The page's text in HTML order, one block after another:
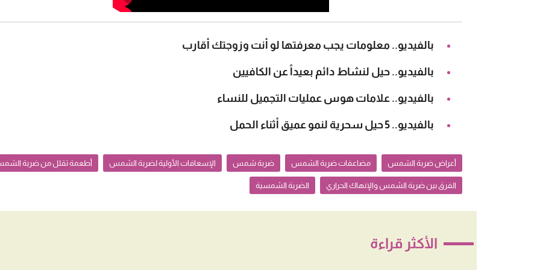
بالفيديو.. معلومات يجب معرفتها لو أنت وزوجتك أقارب
بالفيديو.. حيل لنشاط دائم بعيداً عن الكافيين
بالفيديو.. علامات هوس عمليات التجميل للنساء
بالفيديو.. 5 حيل سحرية لنمو عميق أثناء الحمل
أعراض ضربة الشمس مضاعفات ضربة الشمس ضربة شمس الإسعافات الأولية لضربة الشمس أطعمة تقلل من ضربة
الفرق بين ضربة الشمس والإنهاك الحراري الضربة الشمسية
الأكثر قراءة